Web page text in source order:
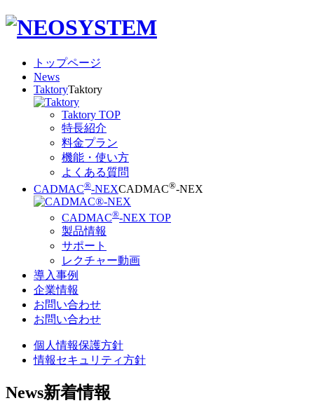
トップページ
News
TaktoryTaktory
Taktory TOP
特長紹介
料金プラン
機能・使い方
よくある質問
CADMAC®-NEXCADMAC®-NEX
CADMAC®-NEX TOP
製品情報
サポート
レクチャー動画
導入事例
企業情報
お問い合わせ
お問い合わせ
個人情報保護方針
情報セキュリティ方針
News新着情報